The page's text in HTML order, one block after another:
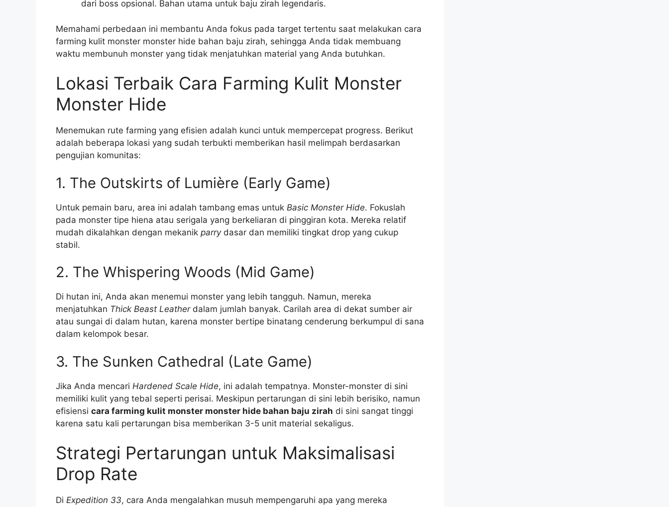
dari boss opsional. Bahan utama untuk baju zirah legendaris.
Memahami perbedaan ini membantu Anda fokus pada target tertentu saat melakukan cara
farming kulit monster monster hide bahan baju zirah, sehingga Anda tidak membuang
waktu membunuh monster yang tidak menjatuhkan material yang Anda butuhkan.
Lokasi Terbaik Cara Farming Kulit Monster
Monster Hide
Menemukan rute farming yang efisien adalah kunci untuk mempercepat progress. Berikut
adalah beberapa lokasi yang sudah terbukti memberikan hasil melimpah berdasarkan
pengujian komunitas:
1. The Outskirts of Lumière (Early Game)
Untuk pemain baru, area ini adalah tambang emas untuk Basic Monster Hide. Fokuslah
pada monster tipe hiena atau serigala yang berkeliaran di pinggiran kota. Mereka relatif
mudah dikalahkan dengan mekanik parrydasar dan memiliki tingkat drop yang cukup
stabil.
2. The Whispering Woods (Mid Game)
Di hutan ini, Anda akan menemui monster yang lebih tangguh. Namun, mereka
menjatuhkan Thick Beast Leatherdalam jumlah banyak. Carilah area di dekat sumber air
atau sungai di dalam hutan, karena monster bertipe binatang cenderung berkumpul di sana
dalam kelompok besar.
3. The Sunken Cathedral (Late Game)
Jika Anda mencari Hardened Scale Hide, ini adalah tempatnya. Monster-monster di sini
memiliki kulit yang tebal seperti perisai. Meskipun pertarungan di sini lebih berisiko, namun
efisiensi cara farming kulit monster monster hide bahan baju zirah di sini sangat tinggi
karena satu kali pertarungan bisa memberikan 3-5 unit material sekaligus.
Strategi Pertarungan untuk Maksimalisasi
Drop Rate
Di Expedition 33, cara Anda mengalahkan musuh mempengaruhi apa yang mereka